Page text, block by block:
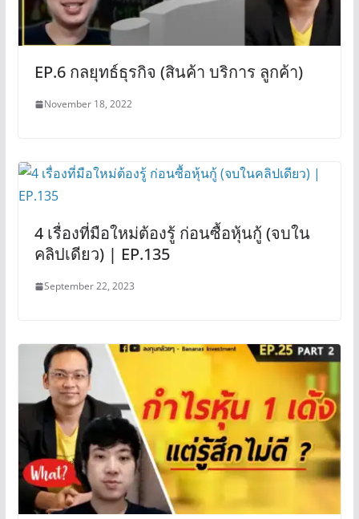
EP.6 กลยุทธ์ธุรกิจ (สินค้า บริการ ลูกค้า)
November 18, 2022
4 เรื่องที่มือใหม่ต้องรู้ ก่อนซื้อหุ้นกู้ (จบใน
คลิปเดียว) | EP.135
September 22, 2023